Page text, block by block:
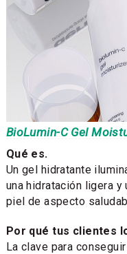
BioLumin-C Gel
Qué es.
Un gel hidratante
una hidratación ligera y
piel de aspecto
Por qué tus clientes
La clave para